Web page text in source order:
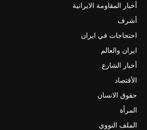
أخبار المقاومة الايرانية
أشرف
احتجاجات في ايران
ايران والعالم
أخبار الشارع
الأقتصاد
حقوق الانسان
المرأة
الملف النووي